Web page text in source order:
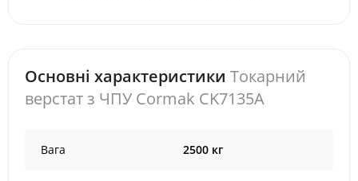
Основні характеристики Токарний
верстат з ЧПУ Cormak CK7135A
Вага 2500 кг